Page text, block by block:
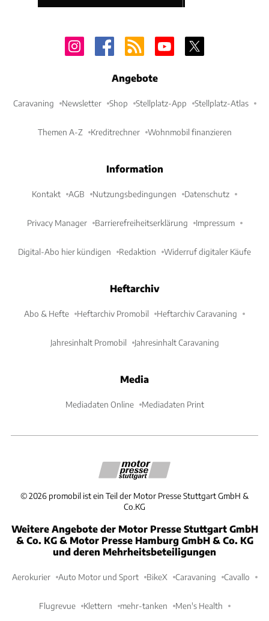
Angebote
Caravaning Newsletter Shop Stellplatz-App Stellplatz-Atlas
Themen A-Z Kreditrechner Wohnmobil finanzieren
Information
Kontakt AGB Nutzungsbedingungen Datenschutz
Privacy Manager Barrierefreiheitserklärung Impressum
Digital-Abo hier kündigen Redaktion Widerruf digitaler Käufe
Heftarchiv
Abo & Hefte Heftarchiv Promobil Heftarchiv Caravaning
Jahresinhalt Promobil Jahresinhalt Caravaning
Media
Mediadaten Online Mediadaten Print
©2026 promobil ist ein Teil der Motor Presse Stuttgart GmbH &
Co.KG
Weitere Angebote der Motor Presse Stuttgart GmbH
& Co. KG & Motor Presse Hamburg GmbH & Co. KG
und deren Mehrheitsbeteiligungen
Aerokurier Auto Motor und Sport BikeX Caravaning Cavallo
Flugrevue Klettern mehr-tanken Men's Health